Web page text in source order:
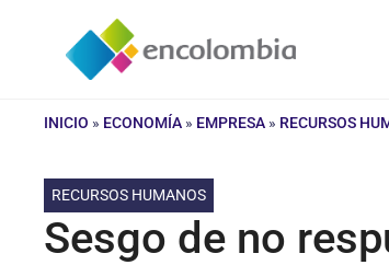
contenido
INICIO » ECONOMÍA » EMPRESA » RECURSOS
RECURSOS HUMANOS
Sesgo de no